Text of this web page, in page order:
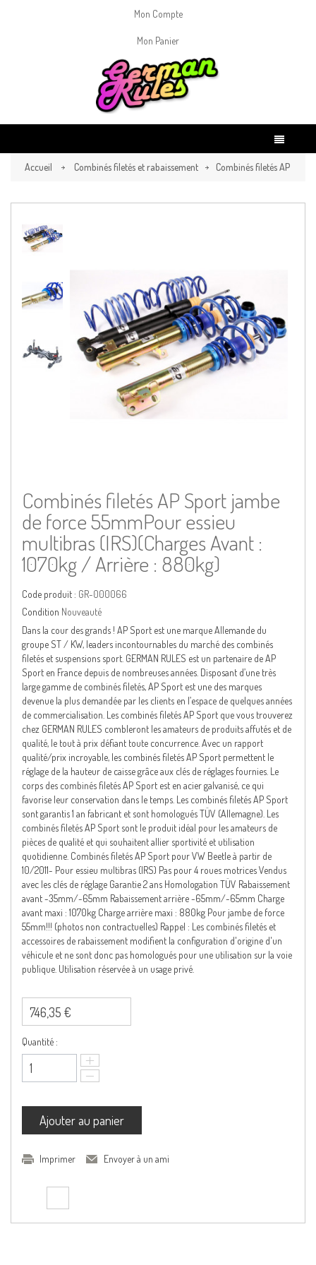
Mon Compte
Mon Panier
Accueil Combinés filetés et rabaissement Combinés filetés AP
Avant : 1070kg / Arrière : 880kg)
Combinés filetés AP Sport jambe
de force 55mmPour essieu
multibras (IRS)(Charges Avant :
1070kg / Arrière : 880kg)
Code produit : GR-000066
Condition Nouveauté
Dans la cour des grands ! AP Sport est une marque Allemande du
groupe ST / KW, leaders incontournables du marché des combinés
filetés et suspensions sport. GERMAN RULES est un partenaire de AP
Sport en France depuis de nombreuses années. Disposant d’une très
large gamme de combinés filetés, AP Sport est une des marques
devenue la plus demandée par les clients en l’espace de quelques années
de commercialisation. Les combinés filetés AP Sport que vous trouverez
chez GERMAN RULES combleront les amateurs de produits affutés et de
qualité, le tout à prix défiant toute concurrence. Avec un rapport
qualité/prix incroyable, les combinés filetés AP Sport permettent le
réglage de la hauteur de caisse grâce aux clés de réglages fournies. Le
corps des combinés filetés AP Sport est en acier galvanisé, ce qui
favorise leur conservation dans le temps. Les combinés filetés AP Sport
sont garantis 1 an fabricant et sont homologués TÜV (Allemagne). Les
combinés filetés AP Sport sont le produit idéal pour les amateurs de
pièces de qualité et qui souhaitent allier sportivité et utilisation
quotidienne. Combinés filetés AP Sport pour VW Beetle à partir de
10/2011- Pour essieu multibras (IRS) Pas pour 4 roues motrices Vendus
avec les clés de réglage Garantie 2 ans Homologation TÜV Rabaissement
avant -35mm/-65mm Rabaissement arrière -65mm/-65mm Charge
avant maxi : 1070kg Charge arrière maxi : 880kg Pour jambe de force
55mm!!! (photos non contractuelles) Rappel : Les combinés filetés et
accessoires de rabaissement modifient la configuration d'origine d'un
véhicule et ne sont donc pas homologués pour une utilisation sur la voie
publique. Utilisation réservée à un usage privé.
746,35 €
Quantité :
Ajouter au panier
Imprimer Envoyer à un ami